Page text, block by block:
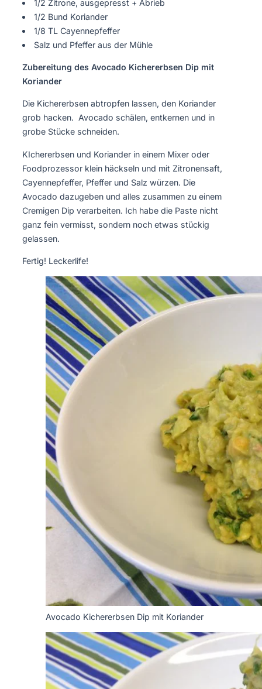
1/2 Zitrone, ausgepresst + Abrieb
1/2 Bund Koriander
1/8 TL Cayennepfeffer
Salz und Pfeffer aus der Mühle
Zubereitung des Avocado Kichererbsen Dip mit
Koriander
Die Kichererbsen abtropfen lassen, den Koriander
grob hacken. Avocado schälen, entkernen und in
grobe Stücke schneiden.
KIchererbsen und Koriander in einem Mixer oder
Foodprozessor klein häckseln und mit Zitronensaft,
Cayennepfeffer, Pfeffer und Salz würzen. Die
Avocado dazugeben und alles zusammen zu einem
Cremigen Dip verarbeiten. Ich habe die Paste nicht
ganz fein vermisst, sondern noch etwas stückig
gelassen.
Fertig! Leckerlife!
Avocado Kichererbsen Dip mit Koriander